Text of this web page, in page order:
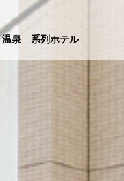
温泉 系列ホテル